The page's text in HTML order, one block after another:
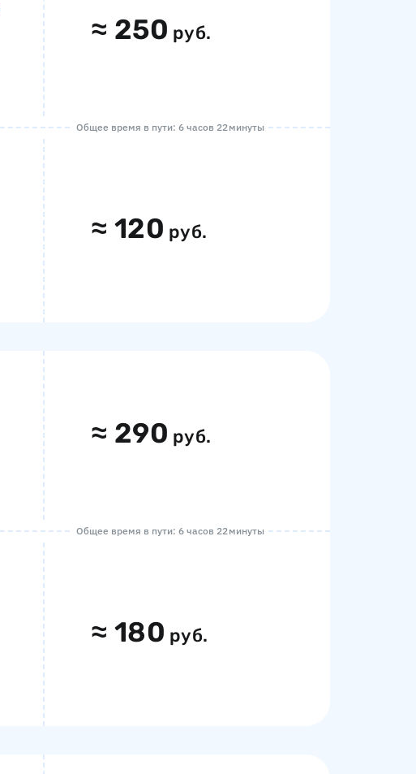
≈ 250 руб.
Общее время в пути: 6 часов 22 минуты
≈120 руб.
≈ 290 руб.
Общее время в пути: 6 часов 22 минуты
≈180 руб.